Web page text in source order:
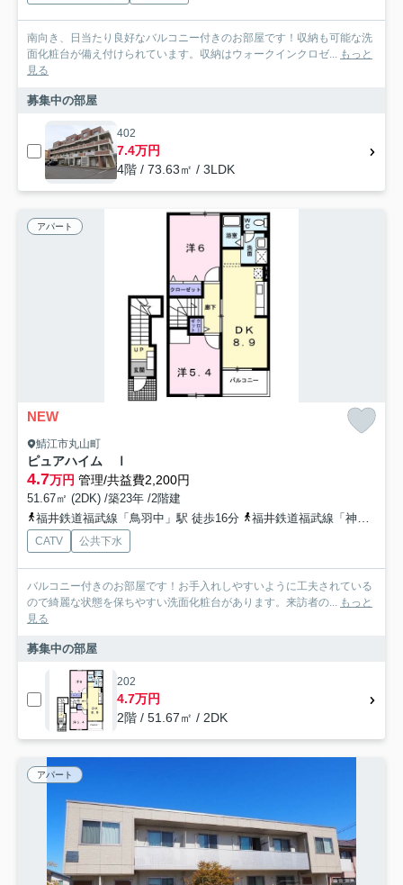
南向き、日当たり良好なバルコニー付きのお部屋です！収納も可能な洗
面化粧台が備え付けられています。収納はウォークインクロゼ...
もっと
見る
募集中の部屋
402
7.4万円
4階 / 73.63㎡ / 3LDK
アパート
NEW
鯖江市丸山町
ピュアハイム Ⅰ
4.7万円 管理/共益費2,200円
51.67㎡ (2DK) /築23年 /2階建
福井鉄道福武線「鳥羽中」駅 徒歩16分
福井鉄道福武線「神明」駅 徒歩21分
CATV 公共下水
バルコニー付きのお部屋です！お手入れしやすいように工夫されている
ので綺麗な状態を保ちやすい洗面化粧台があります。来訪者の...
もっと
見る
募集中の部屋
202
4.7万円
2階 / 51.67㎡ / 2DK
アパート